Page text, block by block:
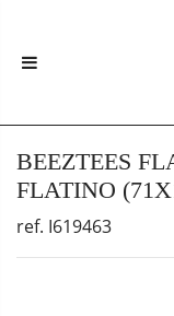
BEEZTEES
FLATINO
ref. I619463